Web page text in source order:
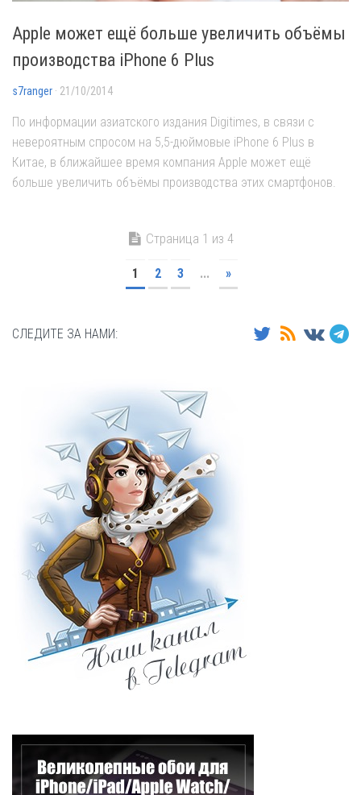
Apple может ещё больше увеличить объёмы
производства iPhone 6 Plus
s7ranger · 21/10/2014
По информации азиатского издания Digitimes, в связи с
невероятным спросом на 5,5-дюймовые iPhone 6 Plus в
Китае, в ближайшее время компания Apple может ещё
больше увеличить объёмы производства этих смартфонов.
Страница 1 из 4
1 2 3 ... »
СЛЕДИТЕ ЗА НАМИ: